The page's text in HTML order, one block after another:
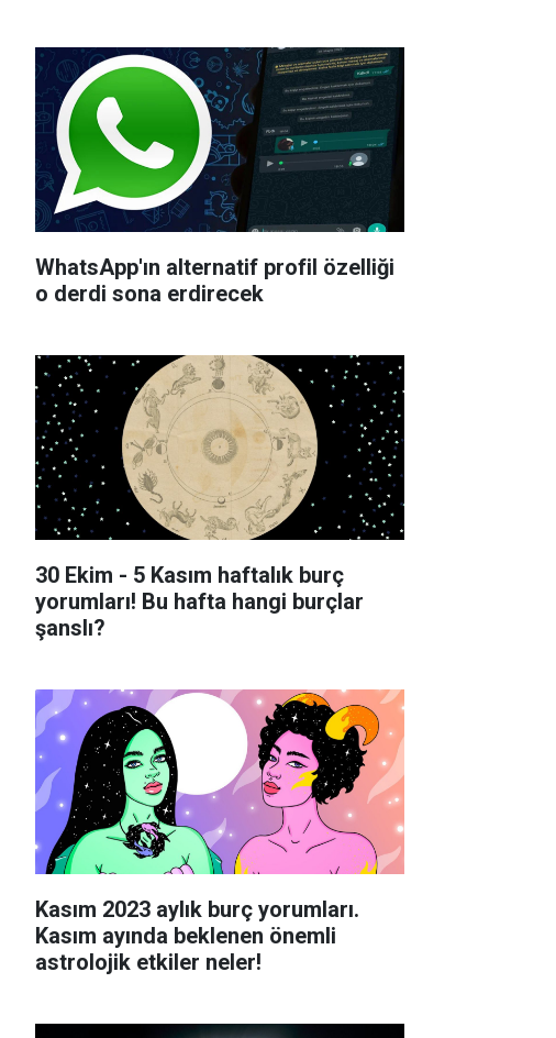
WhatsApp'ın alternatif profil özelliği
o derdi sona erdirecek
30 Ekim - 5 Kasım haftalık burç
yorumları! Bu hafta hangi burçlar
şanslı?
Kasım 2023 aylık burç yorumları.
Kasım ayında beklenen önemli
astrolojik etkiler neler!